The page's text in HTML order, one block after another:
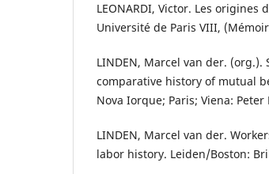
LEONARDI, Victor. Les origines
Université de Paris VIII,
LINDEN, Marcel van der.
comparative history of mutual
Nova Iorque; Paris; Viena: Peter
LINDEN, Marcel van der.
labor history. Leiden/Boston: